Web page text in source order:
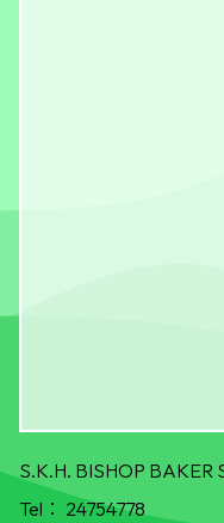
S.K.H. BISHOP BAKER
Tel： 24754778